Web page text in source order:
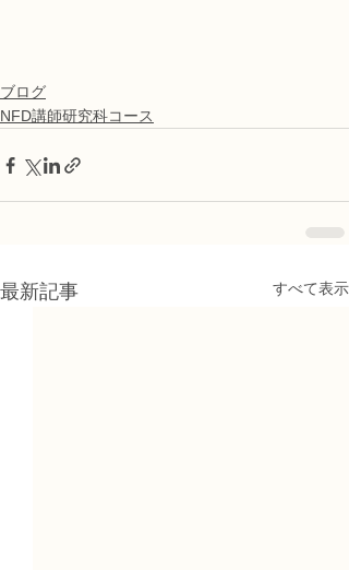
ブログ
NFD講師研究科コース
最新記事 すべて表示